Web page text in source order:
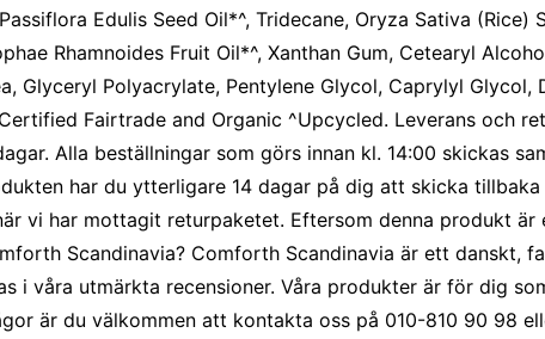
Edulis Seed Oil*^, Tridecane, Oryza Sativa
Rhamnoides Fruit Oil*^, Xanthan Gum, Cetearyl
Glyceryl Polyacrylate, Pentylene Glycol, Caprylyl Glycol,
Fairtrade and Organic ^Upcycled. Leverans och
Alla beställningar som görs innan kl. 14:00 skickas
har du ytterligare 14 dagar på dig att skicka
vi har mottagit returpaketet. Eftersom denna produkt
Scandinavia? Comforth Scandinavia är ett danskt,
i våra utmärkta recensioner. Våra produkter är för dig
är du välkommen att kontakta oss på 010-810 90 98